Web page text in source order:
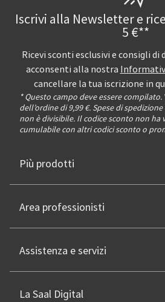
Iscrivi alla Newsletter e
5 €**
Ricevi sconti esclusivi e consigli di
acconsenti alla nostra
cancellare la tua iscrizione in
* Questo campo deve essere compilato.
dell’ordine di 9,99 €. Spese di
non è divisibile. Il codice sconto non ha
cumulabile con altri codici sconto o
Più prodotti
Area professionisti
Assistenza e servizi
La Saal Digital